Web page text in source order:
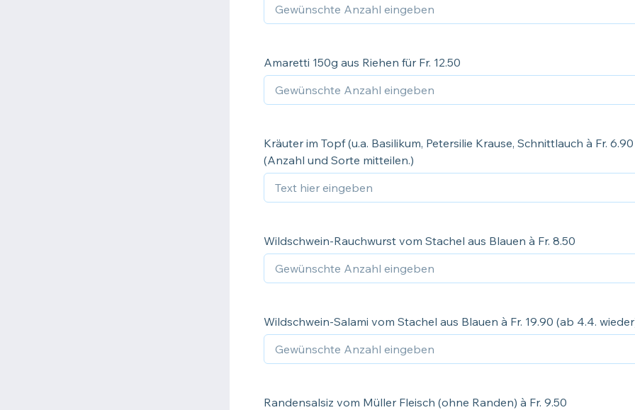
Amaretti 150g aus Riehen für Fr. 12.50
Kräuter im Topf (u.a. Basilikum, Petersilie Krause, Schnittlauch à Fr.
(Anzahl und Sorte mitteilen.)
Wildschwein-Rauchwurst vom Stachel aus Blauen à Fr. 8.50
Wildschwein-Salami vom Stachel aus Blauen à Fr. 19.90 (ab 4.4.
Randensalsiz vom Müller Fleisch (ohne Randen) à Fr. 9.50